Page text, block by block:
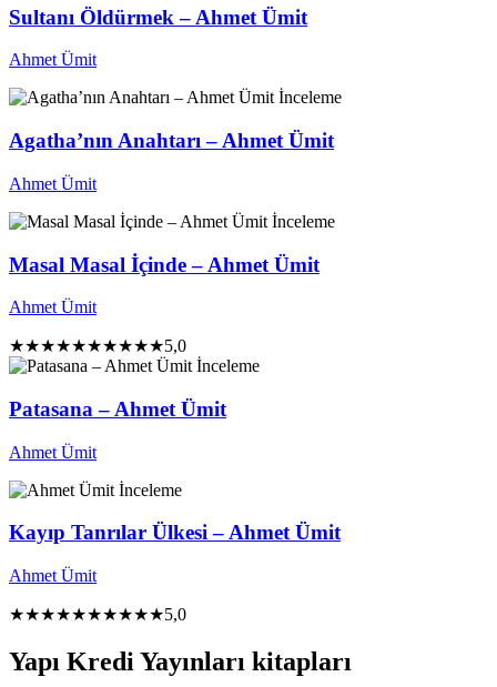
Sultanı Öldürmek – Ahmet Ümit
Ahmet Ümit
İnceleme
Agatha’nın Anahtarı – Ahmet Ümit
Ahmet Ümit
İnceleme
Masal Masal İçinde – Ahmet Ümit
Ahmet Ümit
★★★★★★★★★★5,0
İnceleme
Patasana – Ahmet Ümit
Ahmet Ümit
İnceleme
Kayıp Tanrılar Ülkesi – Ahmet Ümit
Ahmet Ümit
★★★★★★★★★★5,0
Yapı Kredi Yayınları kitapları